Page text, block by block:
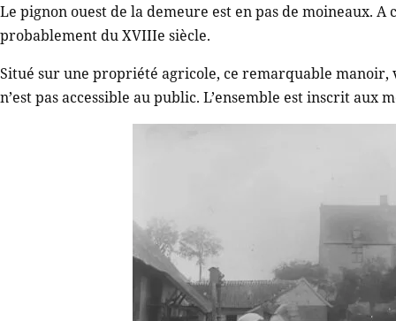
Le pignon ouest de la demeure est en pas de moineaux.
probablement du XVIIIe siècle.
Situé sur une propriété agricole, ce remarquable
n’est pas accessible au public. L’ensemble est inscrit aux